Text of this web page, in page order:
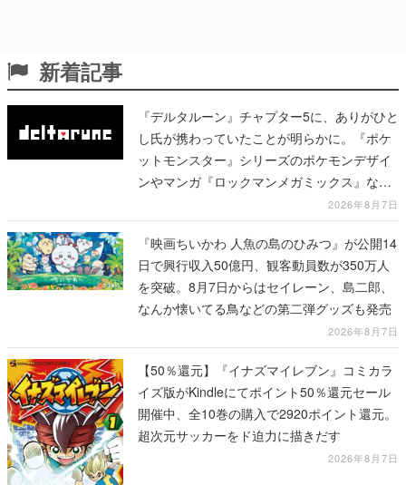
新着記事
『デルタルーン』チャプター5に、ありがひと
し氏が携わっていたことが明らかに。『ポケ
ットモンスター』シリーズのポケモンデザイ
ンやマンガ『ロックマンメガミックス』など
2026年8月7日
『映画ちいかわ 人魚の島のひみつ』が公開14
日で興行収入50億円、観客動員数が350万人
を突破。8月7日からはセイレーン、島二郎、
なんか懐いてる鳥などの第二弾グッズも発売
2026年8月7日
【50％還元】『イナズマイレブン』コミカラ
イズ版がKindleにてポイント50％還元セール
開催中、全10巻の購入で2920ポイント還元。
超次元サッカーをド迫力に描きだす
2026年8月7日